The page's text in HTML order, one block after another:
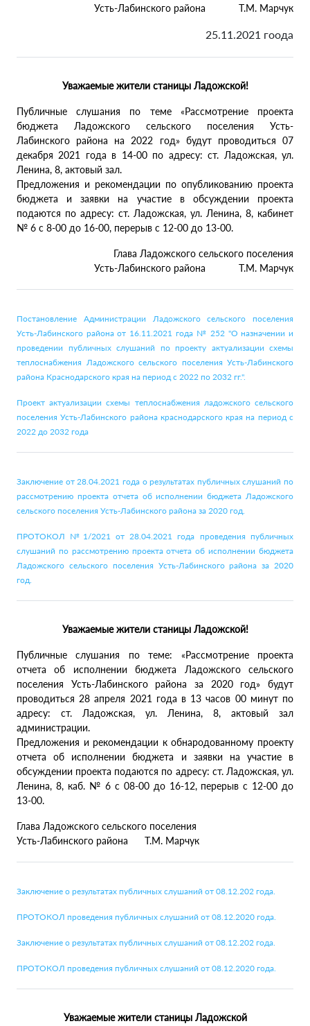
Усть-Лабинского района Т.М. Марчук
25.11.2021 гоода
Уважаемые жители станицы Ладожской!
Публичные слушания по теме «Рассмотрение проекта
бюджета Ладожского сельского поселения Усть-
Лабинского района на 2022 год» будут проводиться 07
декабря 2021 года в 14-00 по адресу: ст. Ладожская, ул.
Ленина, 8, актовый зал.
Предложения и рекомендации по опубликованию проекта
бюджета и заявки на участие в обсуждении проекта
подаются по адресу: ст. Ладожская, ул. Ленина, 8, кабинет
№ 6 с 8-00 до 16-00, перерыв с 12-00 до 13-00.
Глава Ладожского сельского поселения
Усть-Лабинского района Т.М. Марчук
Постановление Администрации Ладожского сельского поселения
Усть-Лабинского района от 16.11.2021 года № 252 "О назначении и
проведении публичных слушаний по проекту актуализации схемы
теплоснабжения Ладожского сельского поселения Усть-Лабинского
района Краснодарского края на период с 2022 по 2032 гг.".
Проект актуализации схемы теплоснабжения ладожского сельского
поселения Усть-Лабинского района краснодарского края на период с
2022 до 2032 года
Заключение от 28.04.2021 года о результатах публичных слушаний по
рассмотрению проекта отчета об исполнении бюджета Ладожского
сельского поселения Усть-Лабинского района за 2020 год.
ПРОТОКОЛ №1/2021 от 28.04.2021 года проведения публичных
слушаний по рассмотрению проекта отчета об исполнении бюджета
Ладожского сельского поселения Усть-Лабинского района за 2020
год.
Уважаемые жители станицы Ладожской!
Публичные слушания по теме: «Рассмотрение проекта
отчета об исполнении бюджета Ладожского сельского
поселения Усть-Лабинского района за 2020 год» будут
проводиться 28 апреля 2021 года в 13 часов 00 минут по
адресу: ст. Ладожская, ул. Ленина, 8, актовый зал
администрации.
Предложения и рекомендации к обнародованному проекту
отчета об исполнении бюджета и заявки на участие в
обсуждении проекта подаются по адресу: ст. Ладожская, ул.
Ленина, 8, каб. № 6 с 08-00 до 16-12, перерыв с 12-00 до
13-00.
Глава Ладожского сельского поселения
Усть-Лабинского района Т.М. Марчук
Заключение о результатах публичных слушаний от 08.12.202 года.
ПРОТОКОЛ проведения публичных слушаний от 08.12.2020 года.
Заключение о результатах публичных слушаний от 08.12.202 года.
ПРОТОКОЛ проведения публичных слушаний от 08.12.2020 года.
Уважаемые жители станицы Ладожской